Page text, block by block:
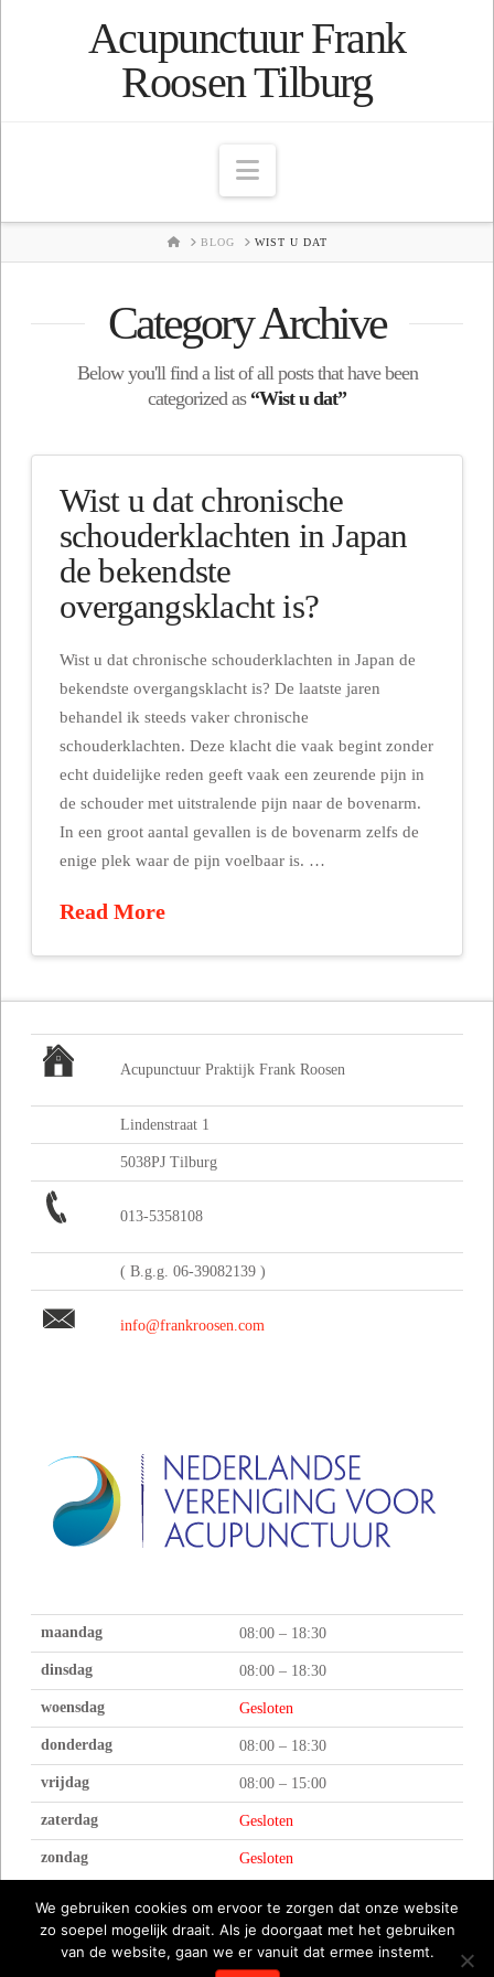
Acupunctuur Frank
Roosen Tilburg
Navigation
HOMEBLOG WIST U DAT
Category Archive
Below you'll find a list of all posts that have been
categorized as “Wist u dat”
Wist u dat chronische
schouderklachten in Japan
de bekendste
overgangsklacht is?
Wist u dat chronische schouderklachten in Japan de
bekendste overgangsklacht is? De laatste jaren
behandel ik steeds vaker chronische
schouderklachten. Deze klacht die vaak begint zonder
echt duidelijke reden geeft vaak een zeurende pijn in
de schouder met uitstralende pijn naar de bovenarm.
In een groot aantal gevallen is de bovenarm zelfs de
enige plek waar de pijn voelbaar is. …
Read More
Acupunctuur Praktijk Frank Roosen
Lindenstraat 1
5038PJ Tilburg
013-5358108
( B.g.g. 06-39082139 )
info@frankroosen.com
maandag 08:00 – 18:30
dinsdag 08:00 – 18:30
woensdag Gesloten
donderdag 08:00 – 18:30
vrijdag 08:00 – 15:00
zaterdag Gesloten
zondag Gesloten
DISCLAIMER ALGEMENE VOORWAARDEN & PRIVACY
We gebruiken cookies om ervoor te zorgen dat onze website
zo soepel mogelijk draait. Als je doorgaat met het gebruiken
van de website, gaan we er vanuit dat ermee instemt.